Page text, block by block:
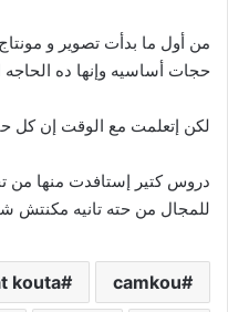
من أول ما بدأت تصوير و
حجات أساسيه وإنها ده الحاجه
لكن إتعلمت مع الوقت إن كل
دروس كتير إستافدت منها من
للمجال من حته تانيه مكنتش
camkou
kouta